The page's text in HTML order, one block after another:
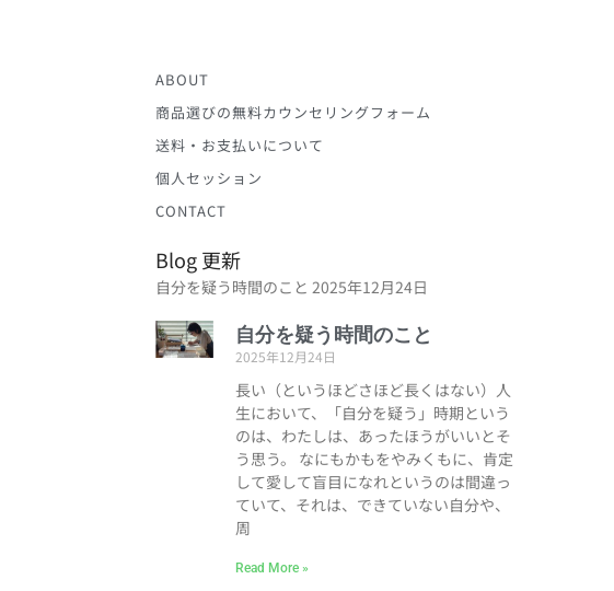
ABOUT
商品選びの無料カウンセリングフォーム
送料・お支払いについて
個人セッション
CONTACT
Blog 更新
自分を疑う時間のこと 2025年12月24日
自分を疑う時間のこと
2025年12月24日
長い（というほどさほど長くはない）人
生において、「自分を疑う」時期という
のは、わたしは、あったほうがいいとそ
う思う。 なにもかもをやみくもに、肯定
して愛して盲目になれというのは間違っ
ていて、それは、できていない自分や、
周
Read More »